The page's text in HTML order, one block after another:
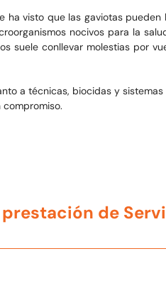
ha visto que las gaviotas
nocivos para la
suele conllevar molestias por
a técnicas, biocidas y
de